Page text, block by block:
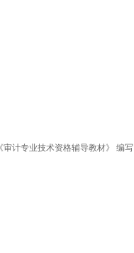
计专业技术资格辅导教材》 编写